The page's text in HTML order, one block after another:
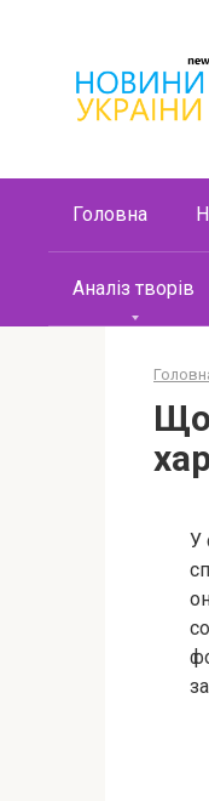
контенту
Головна
Аналіз творів
Що
У